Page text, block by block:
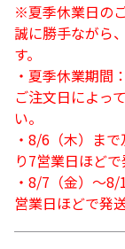
※夏季休業日の
誠に勝手ながら
す。
・夏季休業期間
ご注文日によっ
い。
・8/6（木）ま
り7営業日ほど
・8/7（金）～
営業日ほどで発